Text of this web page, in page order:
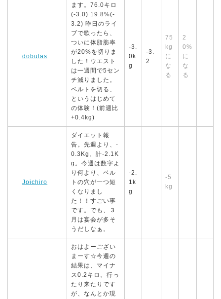
dobutas
ます。76.0キロ
(-3.0) 19.8%(-
3.2) 昨日のライ
ブで歌ったら、
ついに体脂肪率
が20%を切りま
した！ウエスト
は一週間で5セン
チ減りました。
ベルトを切る、
というはじめて
の体験！(前週比
+0.4kg)
-3.
0k
g
-3.
2
75
kg
に
な
る
2
0%
に
な
る
Joichiro
ダイエット報
告。先週より、-
0.3Kg、計-2.1K
g。今週は数字よ
り何より、ベル
トの穴が一つ短
くなりまし
た！！すごい事
です。でも、３
月は宴会が多そ
うだしなぁ。
-2.
1k
g
-5
kg
おはよーござい
まーす☆今週の
結果は、マイナ
ス0.2キロ。行っ
たり来たりです
が、なんとか現